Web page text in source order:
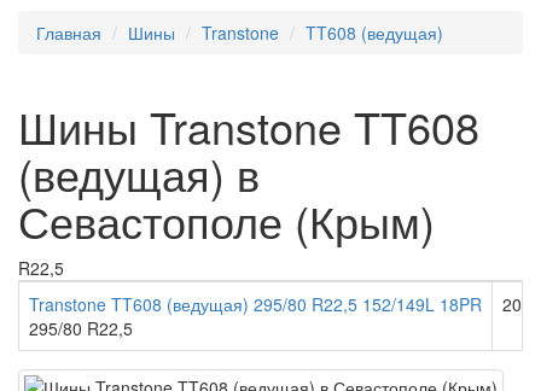
Главная
Шины Transtone TT608 (ведущая)
Шины Transtone TT608
(ведущая) в
Севастополе (Крым)
R22,5
Transtone TT608 (ведущая) 295/80 R22,5 152/149L 18PR
295/80 R22,5
20